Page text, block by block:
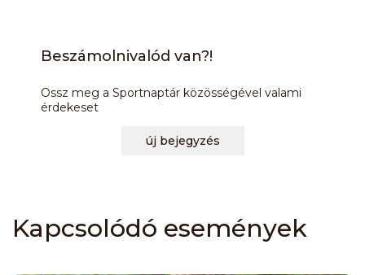
Beszámolnivalód van?!
Ossz meg a Sportnaptár közösségével valami
érdekeset
új bejegyzés
Kapcsolódó események